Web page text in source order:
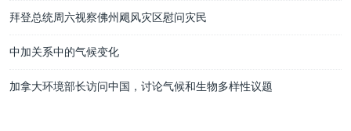
拜登总统周六视察佛州飓风灾区慰问灾民
中加关系中的气候变化
加拿大环境部长访问中国，讨论气候和生物多样性议题